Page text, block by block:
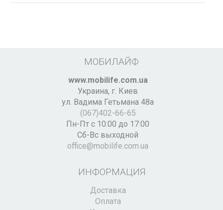
МОБИЛАЙФ
www.mobilife.com.ua
Украина, г. Киев
ул. Вадима Гетьмана 48а
(067)402-66-65
Пн-Пт с 10:00 до 17:00
Сб-Вс выходной
office@mobilife.com.ua
ИНФОРМАЦИЯ
Доставка
Оплата